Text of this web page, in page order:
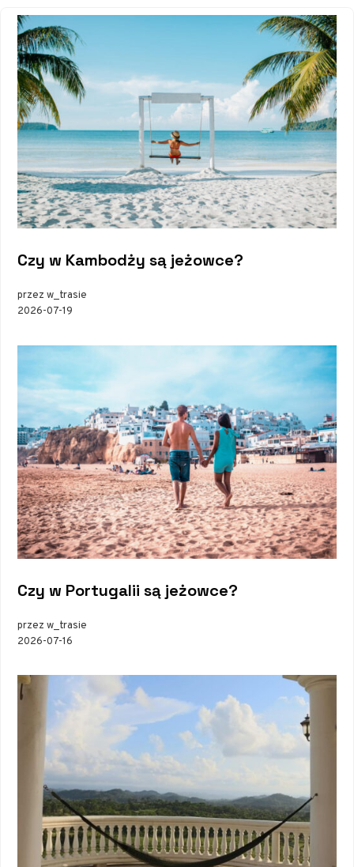
Czy w Kambodży są jeżowce?
przez w_trasie
2026-07-19
Czy w Portugalii są jeżowce?
przez w_trasie
2026-07-16